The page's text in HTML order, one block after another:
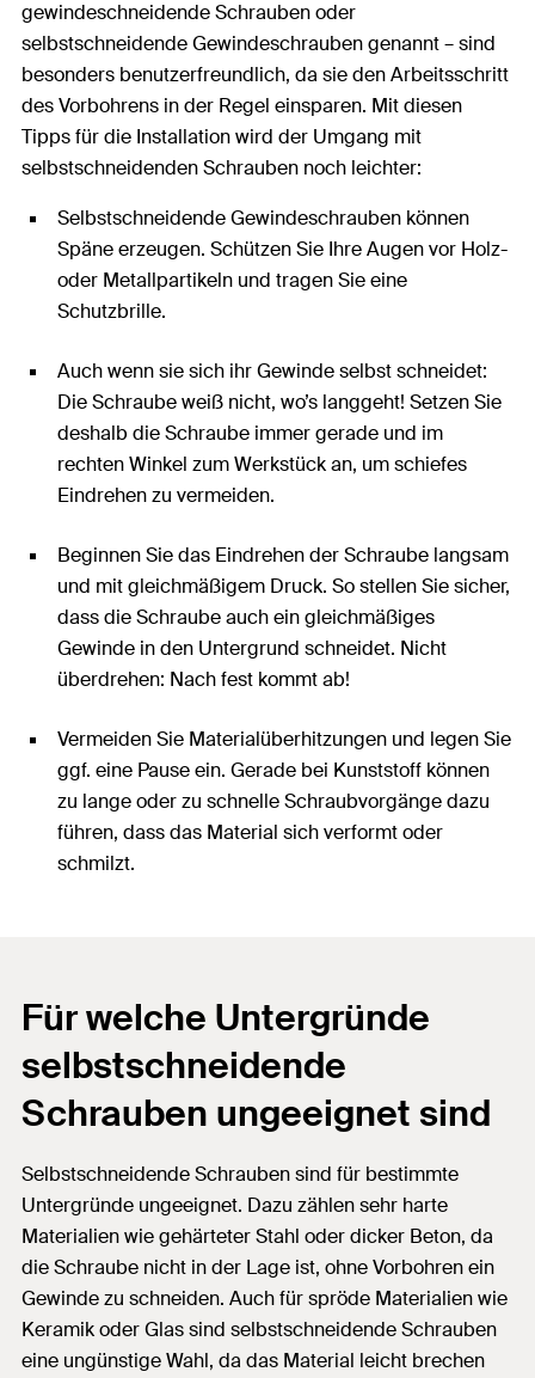
gewindeschneidende Schrauben oder
selbstschneidende Gewindeschrauben genannt – sind
besonders benutzerfreundlich, da sie den Arbeitsschritt
des Vorbohrens in der Regel einsparen. Mit diesen
Tipps für die Installation wird der Umgang mit
selbstschneidenden Schrauben noch leichter:
Selbstschneidende Gewindeschrauben können
Späne erzeugen. Schützen Sie Ihre Augen vor Holz-
oder Metallpartikeln und tragen Sie eine
Schutzbrille.
Auch wenn sie sich ihr Gewinde selbst schneidet:
Die Schraube weiß nicht, wo’s langgeht! Setzen Sie
deshalb die Schraube immer gerade und im
rechten Winkel zum Werkstück an, um schiefes
Eindrehen zu vermeiden.
Beginnen Sie das Eindrehen der Schraube langsam
und mit gleichmäßigem Druck. So stellen Sie sicher,
dass die Schraube auch ein gleichmäßiges
Gewinde in den Untergrund schneidet. Nicht
überdrehen: Nach fest kommt ab!
Vermeiden Sie Materialüberhitzungen und legen Sie
ggf. eine Pause ein. Gerade bei Kunststoff können
zu lange oder zu schnelle Schraubvorgänge dazu
führen, dass das Material sich verformt oder
schmilzt.
Für welche Untergründe
selbstschneidende
Schrauben ungeeignet sind
Selbstschneidende Schrauben sind für bestimmte
Untergründe ungeeignet. Dazu zählen sehr harte
Materialien wie gehärteter Stahl oder dicker Beton, da
die Schraube nicht in der Lage ist, ohne Vorbohren ein
Gewinde zu schneiden. Auch für spröde Materialien wie
Keramik oder Glas sind selbstschneidende Schrauben
eine ungünstige Wahl, da das Material leicht brechen